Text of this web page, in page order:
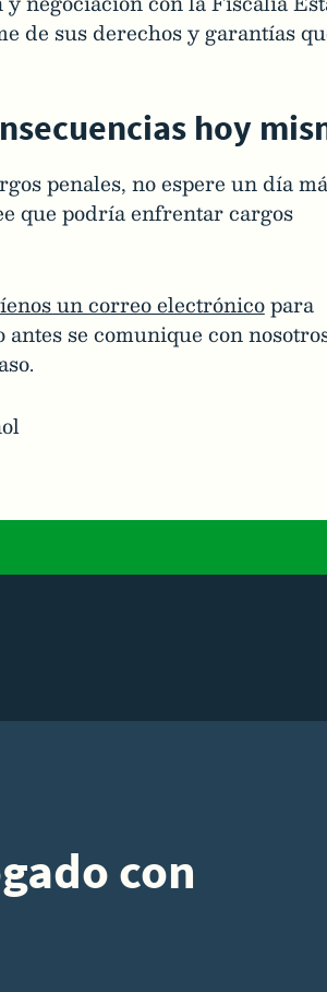
de sus derechos y garantías
hoy
penales, no espere un día
que podría enfrentar cargos
un correo electrónicopara
se comunique con
con